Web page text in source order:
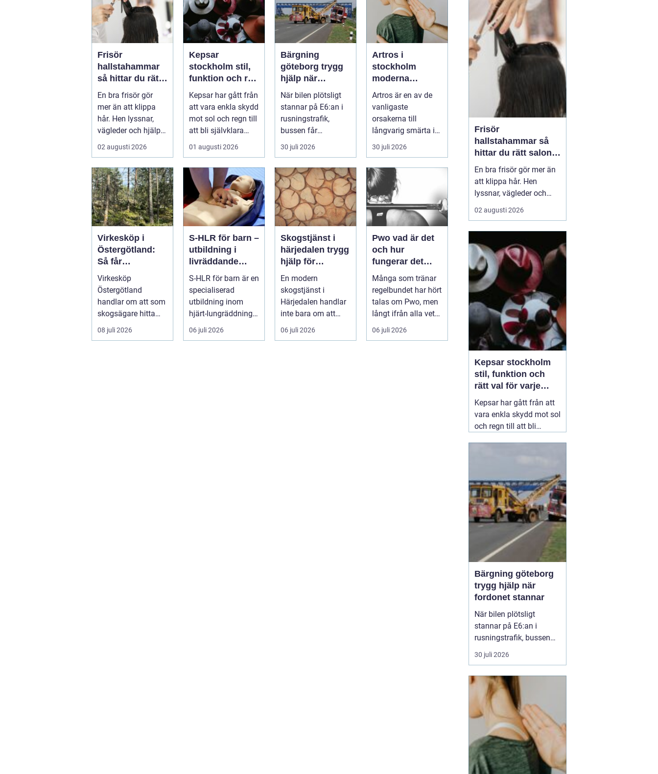
Frisör
hallstahammar
så hittar du rätt
salong för stil,
kvalitet och
känsla
En bra frisör gör
mer än att klippa
hår. Hen lyssnar,
vägleder och hjälper
kunden att känna
sig tryg...
02 augusti 2026
Kepsar
stockholm stil,
funktion och rätt
val för varje
huvud
Kepsar har gått från
att vara enkla skydd
mot sol och regn till
att bli självklara
modeplagg i stors...
01 augusti 2026
Bärgning
göteborg trygg
hjälp när
fordonet stannar
När bilen plötsligt
stannar på E6:an i
rusningstrafik,
bussen får
motorhaveri vid
hållplatsen eller ...
30 juli 2026
Artros i
stockholm
moderna
möjligheter för
mindre smärta
och mer rörelse
Artros är en av de
vanligaste
orsakerna till
långvarig smärta i
leder hos vuxna i
Sverige. Många i
S...
30 juli 2026
Virkesköp i
Östergötland:
Så får
skogsägaren ut
mer av sin skog
Virkesköp
Östergötland
handlar om att som
skogsägare hitta
rätt köpare...
08 juli 2026
S-HLR för barn –
utbildning i
livräddande
insatser för
sjukvårdsperso
nal
S-HLR för barn är en
specialiserad
utbildning inom
hjärt-lungräddning
som riktar...
06 juli 2026
Skogstjänst i
härjedalen trygg
hjälp för
skogsägare året
runt
En modern
skogstjänst i
Härjedalen handlar
inte bara om att
avverka träd. För
många skogsägare
06 juli 2026
Pwo vad är det
och hur
fungerar det
egentligen?
Många som tränar
regelbundet har hört
talas om Pwo, men
långt ifrån alla vet
vad som faktiskt
gömmer...
06 juli 2026
Genom att flytta energi
från luft, mark eller berg
till husets värm...
Frisör
hallstahammar så
hittar du rätt salong
för stil, kvalitet och
känsla
En bra frisör gör mer än
att klippa hår. Hen
lyssnar, vägleder och
hjälper kunden att känna
sig trygg i sin stil,
livshändelser. I en
mindre ort som
Hallstahammar blir
frisörbesöket ofta en
viktig del av varda...
02 augusti 2026
Kepsar stockholm
stil, funktion och
rätt val för varje
huvud
Kepsar har gått från att
vara enkla skydd mot sol
och regn till att bli
uteserveringar, under
festivaler och på
promenader längs
vattnet. Den som letar
01 augusti 2026
Bärgning göteborg
trygg hjälp när
fordonet stannar
När bilen plötsligt
stannar på E6:an i
rusningstrafik, bussen
får motorhaveri vid
hållplatsen eller husbilen
uppstår ofta stress, oro
och många frågor på en
gång. Vem ringer man?
Hur snabbt kan hjälpen
komma fram? Och vad
kostar d...
30 juli 2026